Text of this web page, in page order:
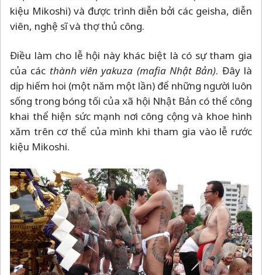
kiệu Mikoshi) và được trình diễn bởi các geisha, diễn
viên, nghệ sĩ và thợ thủ công.
Điều làm cho lễ hội này khác biệt là có sự tham gia
của các thành viên yakuza (mafia Nhật Bản). Đây là
dịp hiếm hoi (một năm một lần) để những người luôn
sống trong bóng tối của xã hội Nhật Bản có thể công
khai thể hiện sức mạnh nơi công cộng và khoe hình
xăm trên cơ thể của mình khi tham gia vào lễ rước
kiệu Mikoshi.